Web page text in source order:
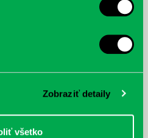
Zobraziť detaily
všetko